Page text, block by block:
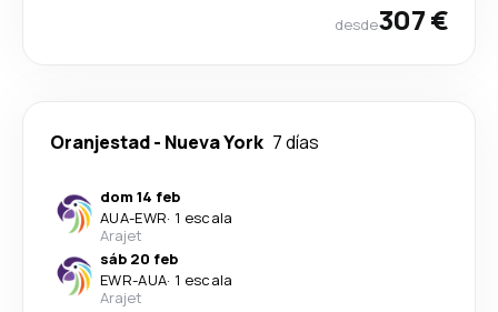
desde307 €
Oranjestad- Nueva York 7 días
dom 14 feb
AUA-EWR· 1 escala
Arajet
sáb 20 feb
EWR-AUA· 1 escala
Arajet